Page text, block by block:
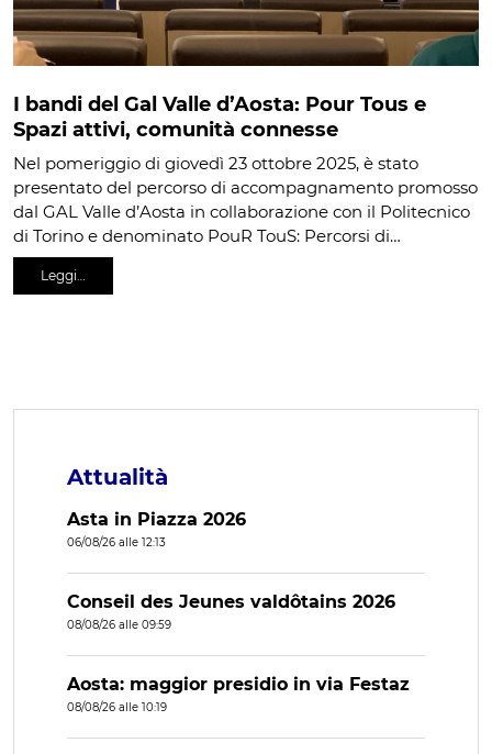
I bandi del Gal Valle d’Aosta: Pour Tous e
Spazi attivi, comunità connesse
Nel pomeriggio di giovedì 23 ottobre 2025, è stato
presentato del percorso di accompagnamento promosso
dal GAL Valle d’Aosta in collaborazione con il Politecnico
di Torino e denominato PouR TouS: Percorsi di…
Leggi…
Attualità
Asta in Piazza 2026
06/08/26 alle 12:13
Conseil des Jeunes valdôtains 2026
08/08/26 alle 09:59
Aosta: maggior presidio in via Festaz
08/08/26 alle 10:19